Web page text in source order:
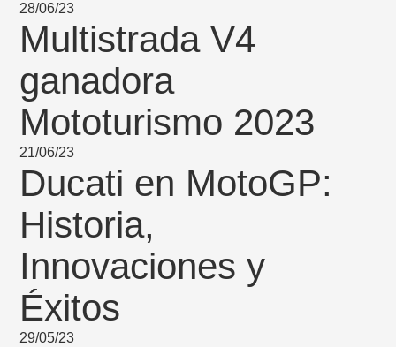
28/06/23
Multistrada V4
ganadora
Mototurismo 2023
21/06/23
Ducati en MotoGP:
Historia,
Innovaciones y
Éxitos
29/05/23